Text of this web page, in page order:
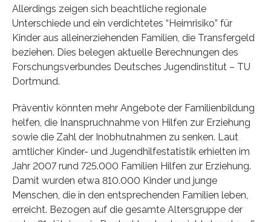
Allerdings zeigen sich beachtliche regionale
Unterschiede und ein verdichtetes “Heimrisiko” für
Kinder aus alleinerziehenden Familien, die Transfergeld
beziehen. Dies belegen aktuelle Berechnungen des
Forschungsverbundes Deutsches Jugendinstitut – TU
Dortmund.
Präventiv könnten mehr Angebote der Familienbildung
helfen, die Inanspruchnahme von Hilfen zur Erziehung
sowie die Zahl der Inobhutnahmen zu senken. Laut
amtlicher Kinder- und Jugendhilfestatistik erhielten im
Jahr 2007 rund 725.000 Familien Hilfen zur Erziehung.
Damit wurden etwa 810.000 Kinder und junge
Menschen, die in den entsprechenden Familien leben,
erreicht. Bezogen auf die gesamte Altersgruppe der